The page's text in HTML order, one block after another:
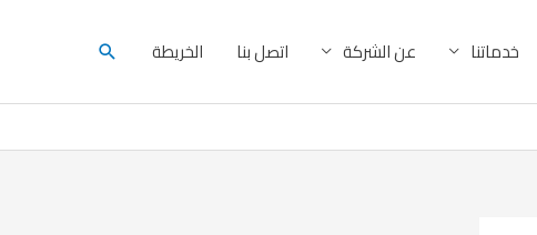
خدماتنا عن الشركة اتصل بنا الخريطة البحث